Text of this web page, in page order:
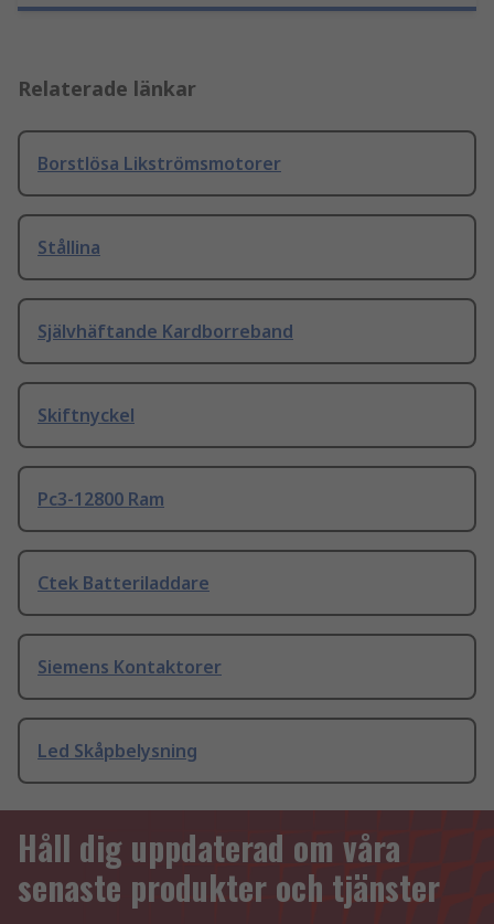
Relaterade länkar
Borstlösa Likströmsmotorer
Stållina
Självhäftande Kardborreband
Skiftnyckel
Pc3-12800 Ram
Ctek Batteriladdare
Siemens Kontaktorer
Led Skåpbelysning
Håll dig uppdaterad om våra
senaste produkter och tjänster